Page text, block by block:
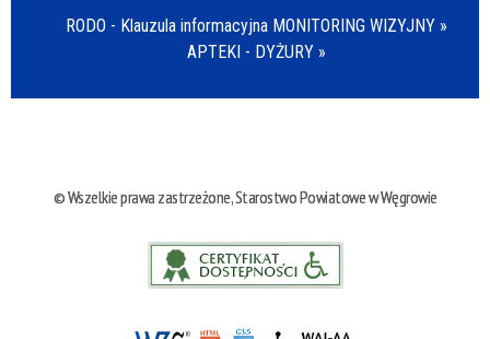
RODO - Klauzula informacyjna MONITORING WIZYJNY »
APTEKI - DYŻURY »
© Wszelkie prawa zastrzeżone, Starostwo Powiatowe w Węgrowie